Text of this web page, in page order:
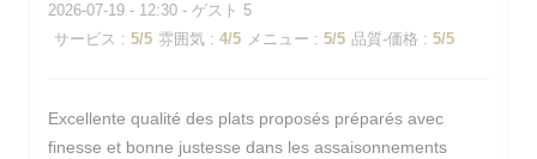
2026-07-19 - 12:30 - ゲスト 5
サービス : 5/5 雰囲気 : 4/5 メニュー : 5/5 品質-価格 : 5/5
Excellente qualité des plats proposés préparés avec
finesse et bonne justesse dans les assaisonnements